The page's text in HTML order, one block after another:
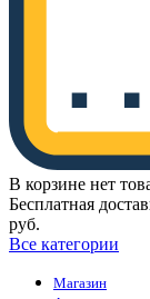
В корзине нет
Бесплатная
руб.
Все категории
Магазин